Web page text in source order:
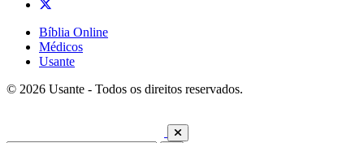
Bíblia Online
Médicos
Usante
© 2026 Usante - Todos os direitos reservados.